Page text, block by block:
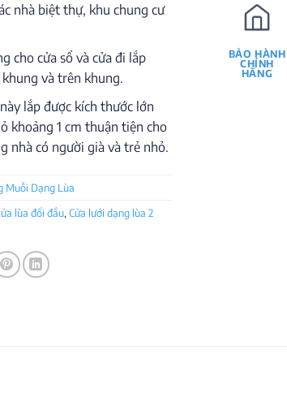
nhà biệt thự, khu chung cư
cho cửa sổ và cửa đi lắp
và trên khung.
lắp được kích thước lớn
khoảng 1 cm thuận tiện cho
nhà có người già và trẻ nhỏ.
Muỗi Dạng Lùa
lùa đối đầu, Cửa lưới dạng lùa 2
BẢO HÀNH
CHÍNH
HÃNG